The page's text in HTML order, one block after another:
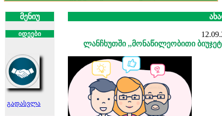
მენიუ
იდეები
გადასვლა
ლანჩხუთში ,,მონაწილეობითი